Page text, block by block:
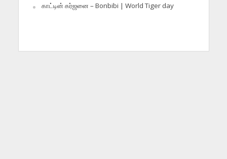
காட்டின் கர்ஜனை – Bonbibi | World Tiger day